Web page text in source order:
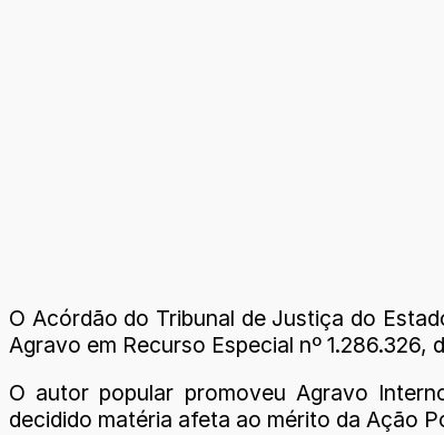
O Acórdão do Tribunal de Justiça do
Agravo em Recurso Especial nº
O autor popular promoveu Agravo
decidido matéria afeta ao mérito da Ação